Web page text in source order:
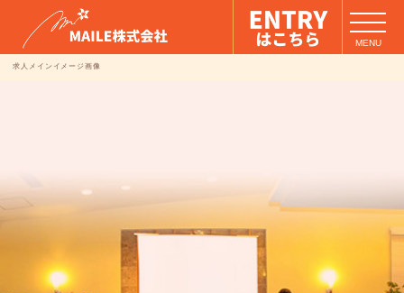
MENU
求人メインイメージ画像
Image 01
Image 02